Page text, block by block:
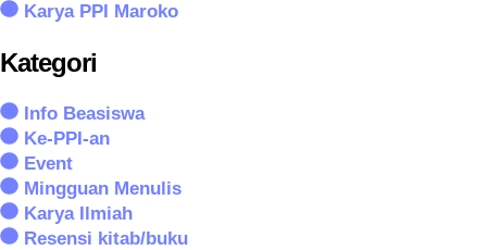
Karya PPI Maroko
Kategori
Info Beasiswa
Ke-PPI-an
Event
Mingguan Menulis
Karya Ilmiah
Resensi kitab/buku